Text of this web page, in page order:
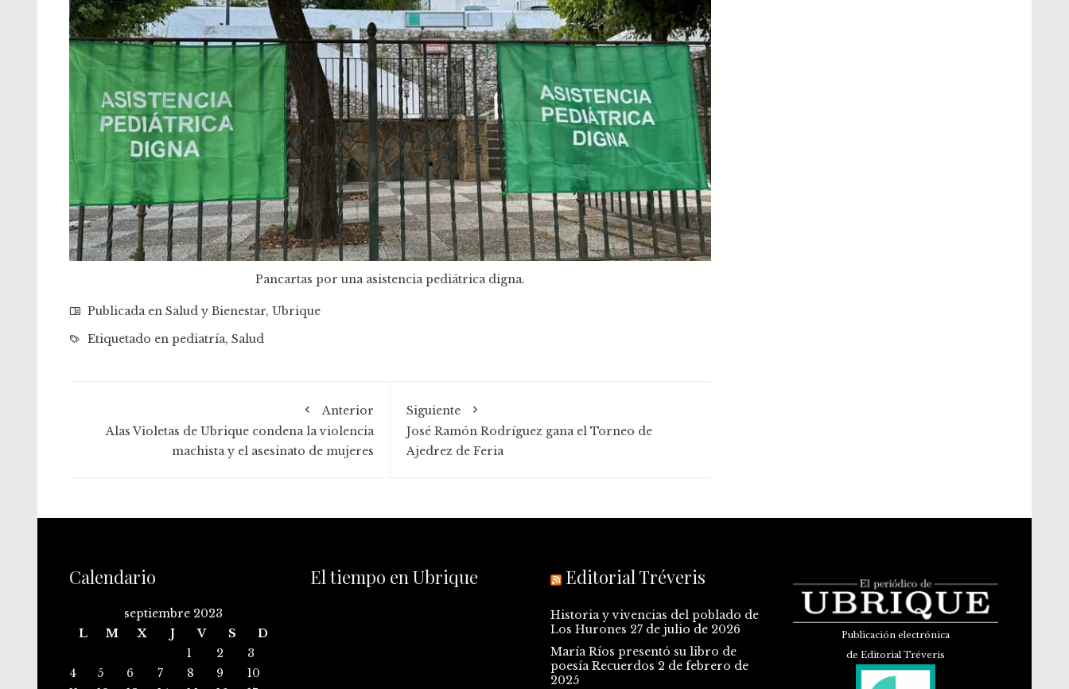
Pancartas por una asistencia pediátrica digna.
Publicada en Salud y Bienestar, Ubrique
Etiquetado en pediatría, Salud
Anterior
Alas Violetas de Ubrique condena la violencia
machista y el asesinato de mujeres
Siguiente
José Ramón Rodríguez gana el Torneo de
Ajedrez de Feria
Calendario
septiembre 2023
L
M X J V S
D
1
2
3
4
5 6 7 8 9
10
El tiempo en Ubrique Editorial Tréveris
Historia y vivencias del poblado de
Los Hurones 27 de julio de 2026
María Ríos presentó su libro de
poesía Recuerdos 2 de febrero de
2025
Publicación electrónica
de Editorial Tréveris